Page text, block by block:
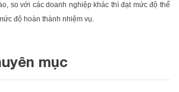
so với các doanh nghiệp khác thì đạt mức độ thế
độ hoàn thành nhiệm vụ.
mục